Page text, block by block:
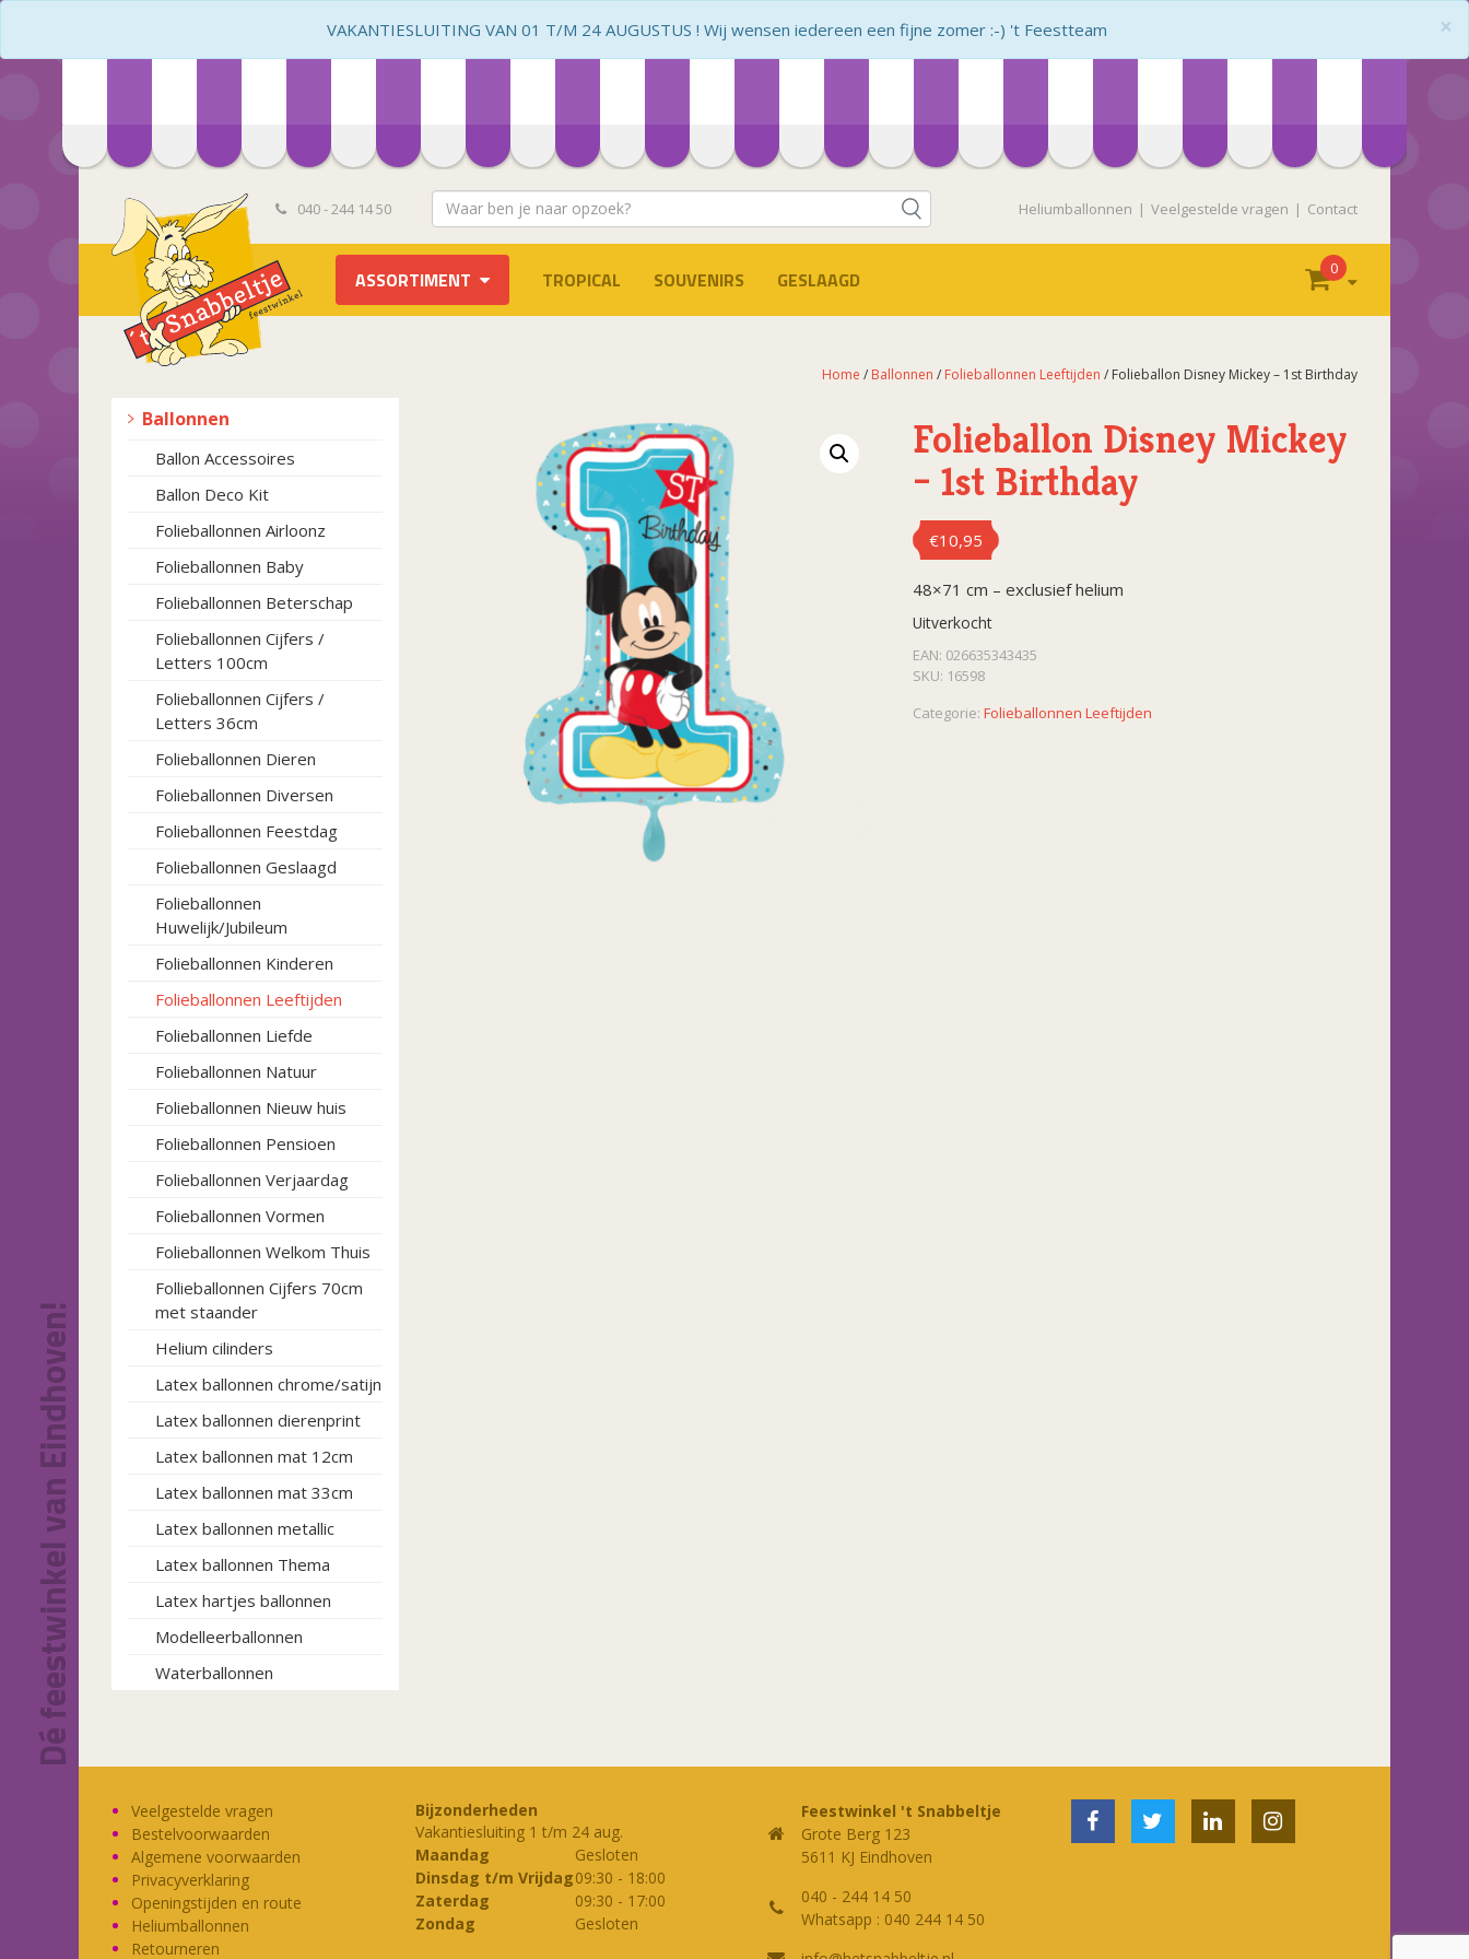
×
VAKANTIESLUITING VAN 01 T/M 24 AUGUSTUS ! Wij wensen iedereen een fijne zomer :-) 't Feestteam
040 - 244 14 50 Heliumballonnen Veelgestelde vragen Contact
ASSORTIMENT TROPICAL SOUVENIRS GESLAAGD 0
Ballonnen
Ballon Accessoires
Ballon Deco Kit
Folieballonnen Airloonz
Folieballonnen Baby
Folieballonnen Beterschap
Folieballonnen Cijfers /
Letters 100cm
Folieballonnen Cijfers /
Letters 36cm
Folieballonnen Dieren
Folieballonnen Diversen
Folieballonnen Feestdag
Folieballonnen Geslaagd
Folieballonnen
Huwelijk/Jubileum
Folieballonnen Kinderen
Folieballonnen Leeftijden
Folieballonnen Liefde
Folieballonnen Natuur
Folieballonnen Nieuw huis
Folieballonnen Pensioen
Folieballonnen Verjaardag
Folieballonnen Vormen
Folieballonnen Welkom Thuis
Follieballonnen Cijfers 70cm
met staander
Helium cilinders
Latex ballonnen chrome/satijn
Latex ballonnen dierenprint
Latex ballonnen mat 12cm
Latex ballonnen mat 33cm
Latex ballonnen metallic
Latex ballonnen Thema
Latex hartjes ballonnen
Modelleerballonnen
Waterballonnen
Home / Ballonnen / Folieballonnen Leeftijden / Folieballon Disney Mickey – 1st Birthday
Folieballon Disney Mickey
– 1st Birthday
€10,95
48×71 cm – exclusief helium
Uitverkocht
EAN: 026635343435
SKU: 16598
Categorie:Folieballonnen Leeftijden
Dé feestwinkel van Eindhoven!
Veelgestelde vragen
Bestelvoorwaarden
Algemene voorwaarden
Privacyverklaring
Openingstijden en route
Heliumballonnen
Retourneren
Bijzonderheden
Vakantiesluiting 1 t/m 24 aug.
Maandag
Gesloten
Dinsdag t/m Vrijdag09:30 - 18:00
Zaterdag
09:30 - 17:00
Zondag
Gesloten
Feestwinkel 't Snabbeltje
Grote Berg 123
5611 KJ Eindhoven
040 - 244 14 50
Whatsapp : 040 244 14 50